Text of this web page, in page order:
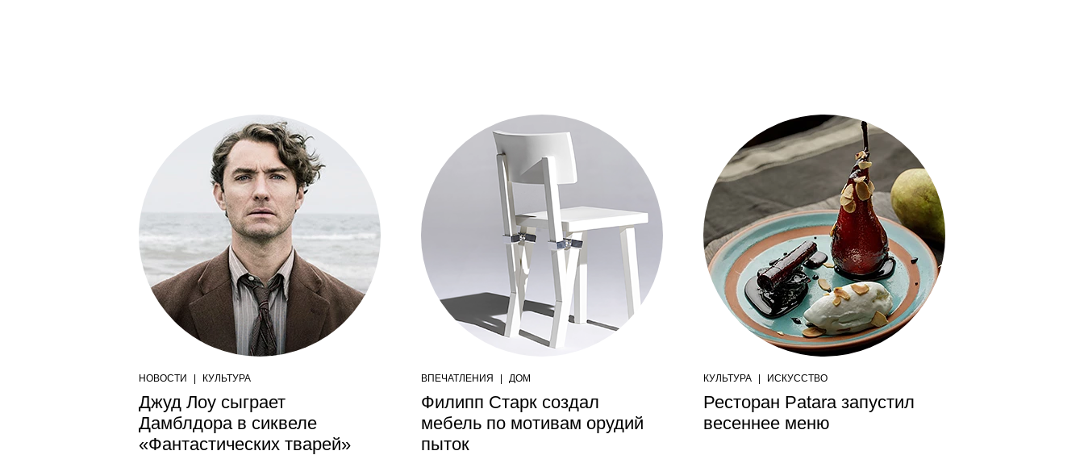
НОВОСТИ КУЛЬТУРА
Джуд Лоу сыграет
Дамблдора в сиквеле
«Фантастических тварей»
ВПЕЧАТЛЕНИЯ ДОМ
Филипп Старк создал
мебель по мотивам орудий
пыток
КУЛЬТУРА ИСКУССТВО
Ресторан Patara запустил
весеннее меню